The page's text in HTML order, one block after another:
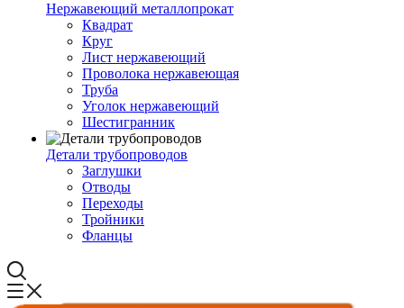
Нержавеющий металлопрокат
Квадрат
Круг
Лист нержавеющий
Проволока нержавеющая
Труба
Уголок нержавеющий
Шестигранник
Детали трубопроводов
Заглушки
Отводы
Переходы
Тройники
Фланцы